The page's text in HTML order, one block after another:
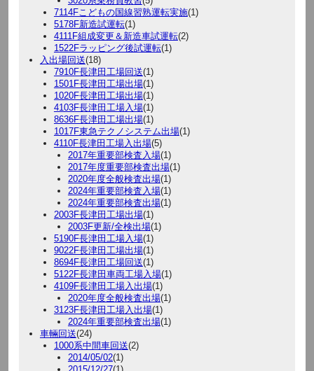
7114Fこどもの国線習熟運転実施(1)
5178F新造試運転(1)
4111F組成変更＆新造車試運転(2)
1522Fラッピング後試運転(1)
入出場回送(18)
7910F長津田工場回送(1)
1501F長津田工場出場(1)
1020F長津田工場出場(1)
4103F長津田工場入場(1)
8636F長津田工場出場(1)
1017F東急テクノシステム出場(1)
4110F長津田工場入出場(5)
2017年重要部検査入場(1)
2017年度重要部検査出場(1)
2020年度全般検査出場(1)
2024年重要部検査入場(1)
2024年重要部検査出場(1)
2003F長津田工場出場(1)
2003F更新/全検出場(1)
5190F長津田工場入場(1)
9022F長津田工場出場(1)
8694F長津田工場回送(1)
5122F長津田車両工場入場(1)
4109F長津田工場入出場(1)
2020年度全般検査出場(1)
3123F長津田工場入出場(1)
2024年重要部検査出場(1)
車輛回送(24)
1000系中間車回送(2)
2014/05/02(1)